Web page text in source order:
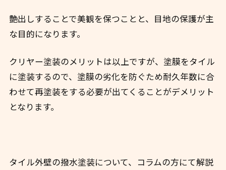
艶出しすることで美観を保つことと、目地の保護が主
な目的になります。
クリヤー塗装のメリットは以上ですが、塗膜をタイル
に塗装するので、 塗膜の劣化を防ぐため耐久年数に合
わせて再塗装をする必要が出てくることがデメリット
となります。
タイル外壁の撥水塗装について、コラムの方にて解説